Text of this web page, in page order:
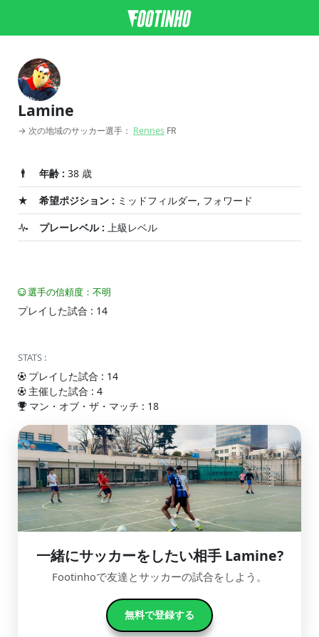
Lamine
→ 次の地域のサッカー選手： Rennes FR
年齢 : 38 歳
希望ポジション : ミッドフィルダー, フォワード
プレーレベル : 上級レベル
選手の信頼度：不明
プレイした試合 : 14
STATS :
プレイした試合 : 14
主催した試合 : 4
マン・オブ・ザ・マッチ : 18
一緒にサッカーをしたい相手 Lamine?
Footinhoで友達とサッカーの試合をしよう。
無料で登録する